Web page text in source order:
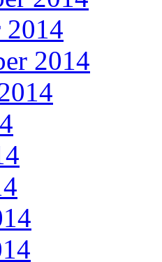
2014
2014